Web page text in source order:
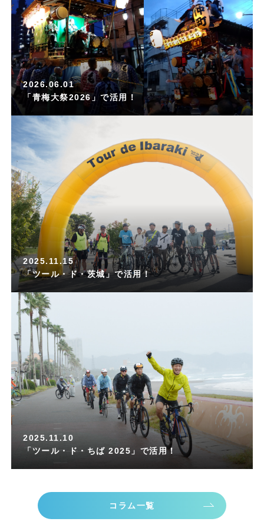
2026.06.01
「青梅大祭2026」で活用！
2025.11.15
「ツール・ド・茨城」で活用！
2025.11.10
「ツール・ド・ちば 2025」で活用！
コラム一覧